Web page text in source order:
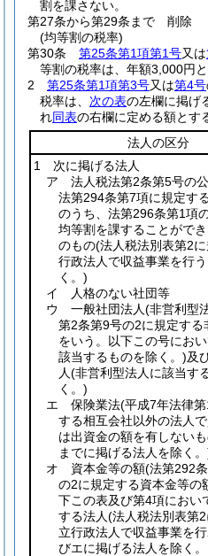
割を課さない。
第27条から第29条まで
削除
(均等割の税率)
第30条
第25条第1項第1号又は
等割の税率は、年額3,000円と
2
第25条第1項第3号又は第4号
税率は、 次の表の左欄に掲げ
れ同表の右欄に定める額とす
法人の区分
1 次に掲げる法人
ア 法人税法第2条第5号の
法第294条第7項に規定す
のうち、法第296条第1項
均等割を課することがで
のもの(法人税法別表第2
行政法人で収益事業を行
く。)
イ 人格のない社団等
ウ 一般社団法人(非営利型
第2条第9号の2に規定する
をいう。以下この号にお
該当するものを除く。)及
人(非営利型法人に該当す
く。)
エ 保険業法(平成7年法律
する相互会社以外の法人
は出資金の額を有しない
までに掲げる法人を除く
オ 資本金等の額(法第292
の2に規定する資本金等の
下この表及び第4項におい
する法人(法人税法別表第
立行政法人で収益事業を
びエに掲げる法人を除く